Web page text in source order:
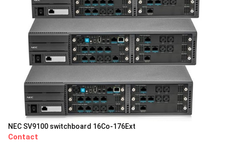
NEC SV9100 switchboard 16Co-176Ext
Contact